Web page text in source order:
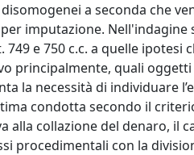
a seconda che
imputazione.
e 750 c.c. a quelle
principalmente, quali
la necessità di individuare
condotta secondo il
alla collazione del denaro,
procedimentali con la